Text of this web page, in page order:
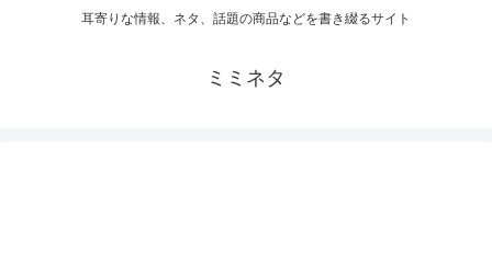
耳寄りな情報、ネタ、話題の商品などを書き綴るサイト
ミミネタ